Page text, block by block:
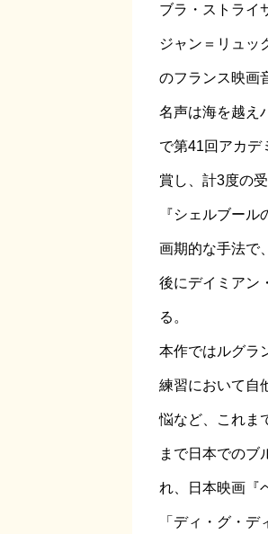
ブラ・ストライ
ジャン＝リュッ
のフランス映画
名声は海を越え
で第41回アカデ
賞し、計3度の受
『シェルブー
画期的な手法で
後にデイミアン
る。
本作ではルグラ
練習において自
悩など、これま
まで日本でのブ
れ、日本映画『
「ディ・グ・